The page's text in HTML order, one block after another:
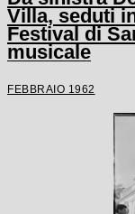
Villa, seduti
Festival di
musicale
FEBBRAIO 1962